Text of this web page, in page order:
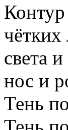
света
нос и
Тень